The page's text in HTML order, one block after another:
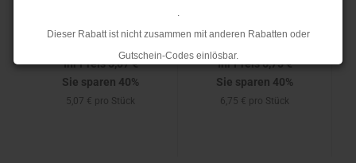
.
Dieser Rabatt ist nicht zusammen mit anderen Rabatten oder
Gutschein-Codes einlösbar.
Ab dem 17.08.2026 versenden wir wieder wie gewohnt. Aufgrund des
Ihr Preis 5,07 €
Sie sparen 40%
5,07 € pro Stück
Ihr Preis 6,75 €
Sie sparen 40%
6,75 € pro Stück